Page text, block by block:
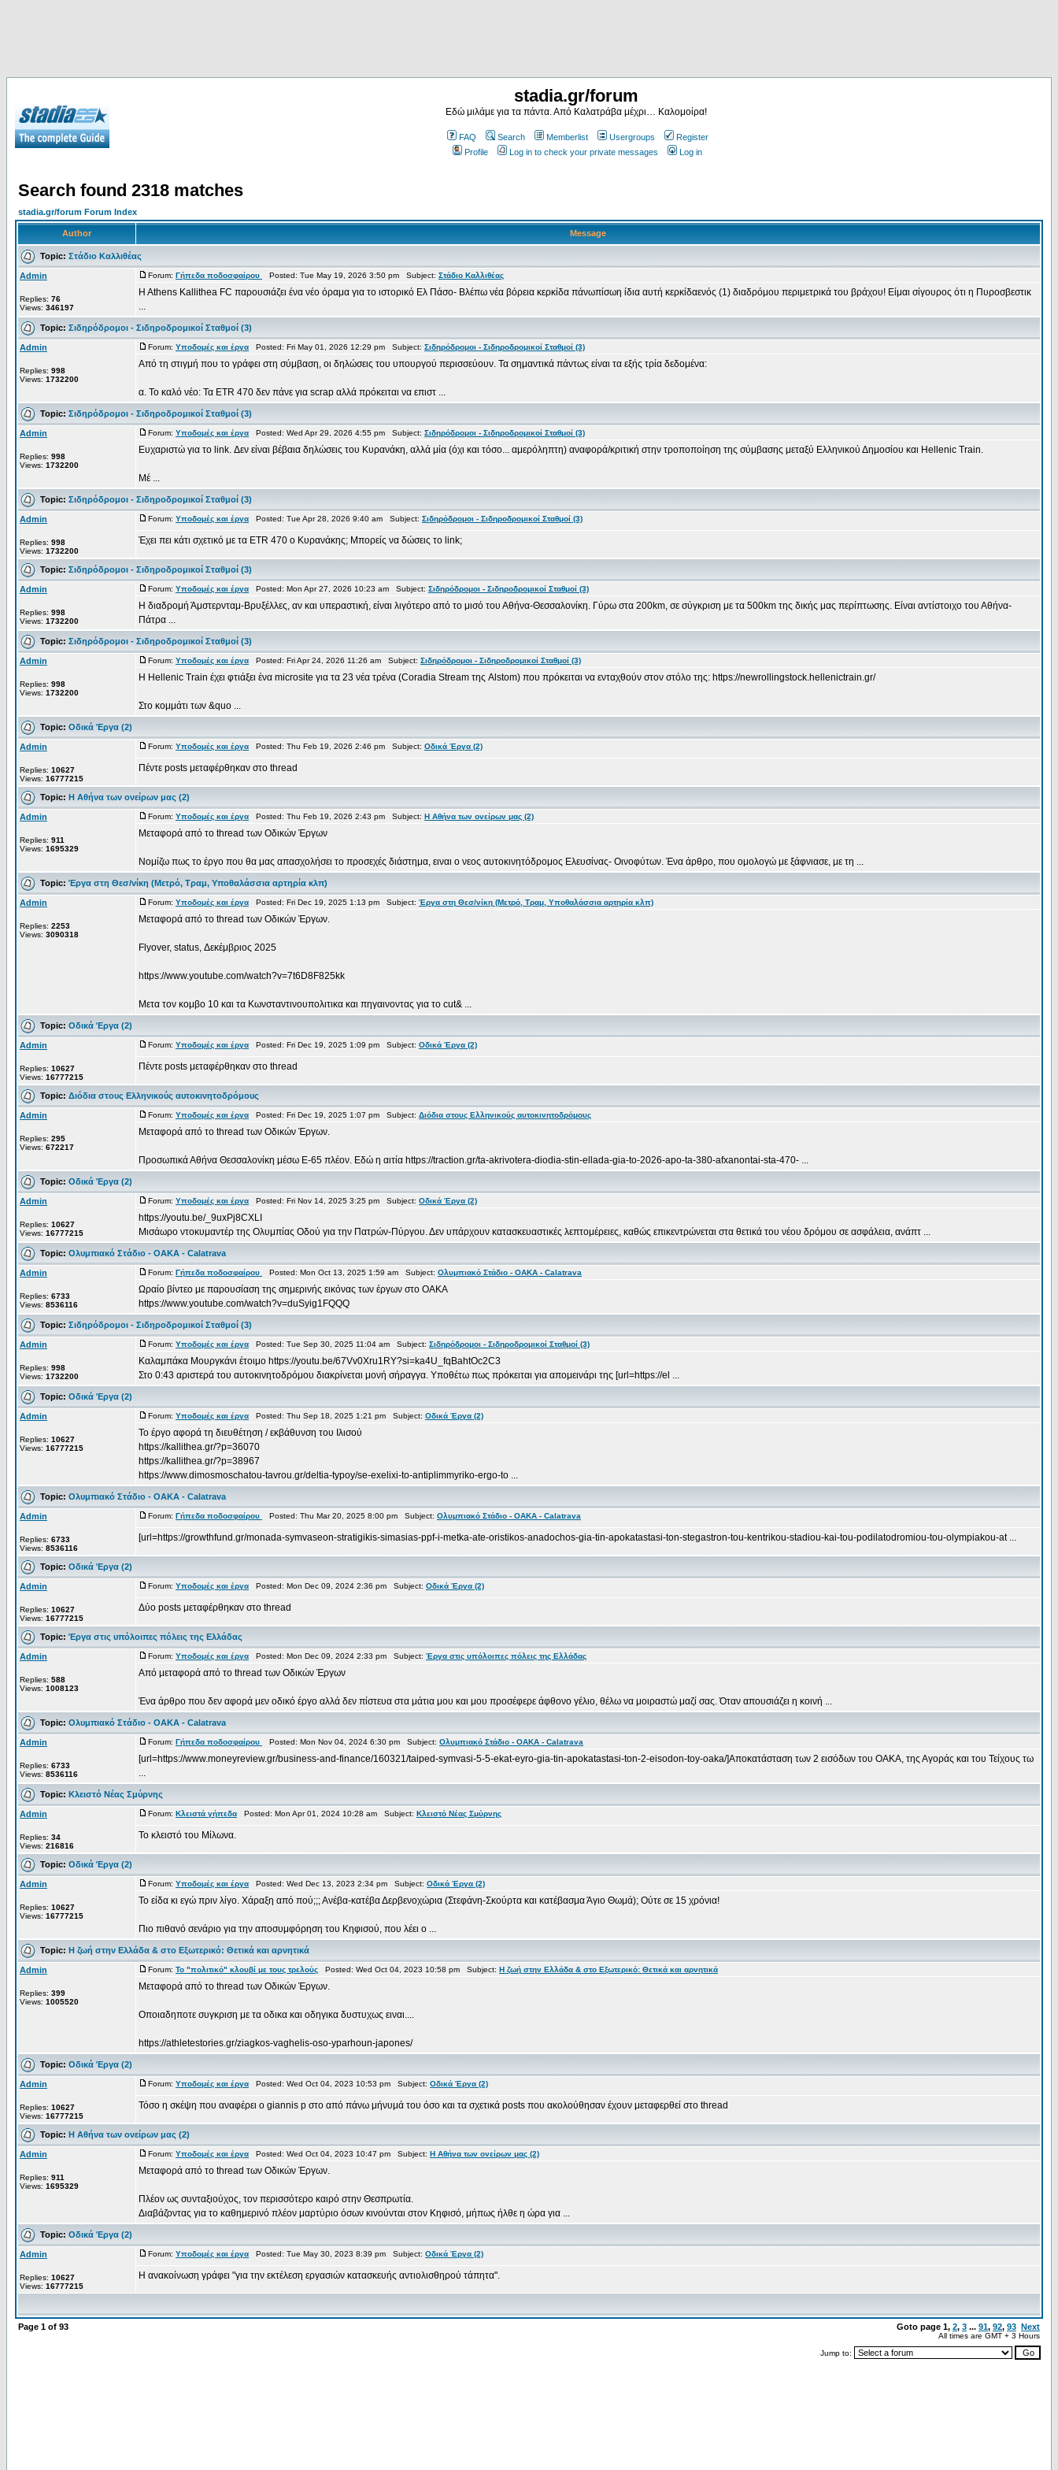
stadia.gr/forum
Εδώ μιλάμε για τα πάντα. Από Καλατράβα μέχρι… Καλομοίρα!
FAQ Search Memberlist Usergroups
Register
Profile
Log in to check your private messages Log in
Search found 2318 matches
stadia.gr/forum Forum Index
Author Message
Topic: Στάδιο Καλλιθέας
Admin
Replies: 76
Views: 346197
Forum: Γήπεδα ποδοσφαίρου Posted: Tue May 19, 2026 3:50 pm Subject: Στάδιο Καλλιθέας
H Athens Kallithea FC παρουσιάζει ένα νέο όραμα για το ιστορικό Ελ Πάσο- Βλέπω νέα βόρεια κερκίδα πάνωπίσωη ίδια αυτή κερκίδαενός (1) διαδρόμου περιμετρικά του βράχου! Είμαι σίγουρος ότι η Πυροσβεστικ
...
Topic: Σιδηρόδρομοι - Σιδηροδρομικοί Σταθμοί (3)
Admin
Replies: 998
Views: 1732200
Forum: Υποδομές και έργα Posted: Fri May 01, 2026 12:29 pm Subject: Σιδηρόδρομοι - Σιδηροδρομικοί Σταθμοί (3)
Από τη στιγμή που το γράφει στη σύμβαση, οι δηλώσεις του υπουργού περισσεύουν. Τα σημαντικά πάντως είναι τα εξής τρία δεδομένα:
α. Το καλό νέο: Τα ETR 470 δεν πάνε για scrap αλλά πρόκειται να επιστ ...
Topic: Σιδηρόδρομοι - Σιδηροδρομικοί Σταθμοί (3)
Admin
Replies: 998
Views: 1732200
Forum: Υποδομές και έργα Posted: Wed Apr 29, 2026 4:55 pm Subject: Σιδηρόδρομοι - Σιδηροδρομικοί Σταθμοί (3)
Ευχαριστώ για το link. Δεν είναι βέβαια δηλώσεις του Κυρανάκη, αλλά μία (όχι και τόσο... αμερόληπτη) αναφορά/κριτική στην τροποποίηση της σύμβασης μεταξύ Ελληνικού Δημοσίου και Hellenic Train.
Μέ ...
Topic: Σιδηρόδρομοι - Σιδηροδρομικοί Σταθμοί (3)
Admin
Replies: 998
Views: 1732200
Forum: Υποδομές και έργα Posted: Tue Apr 28, 2026 9:40 am Subject: Σιδηρόδρομοι - Σιδηροδρομικοί Σταθμοί (3)
Έχει πει κάτι σχετικό με τα ETR 470 ο Κυρανάκης; Μπορείς να δώσεις το link;
Topic: Σιδηρόδρομοι - Σιδηροδρομικοί Σταθμοί (3)
Admin
Replies: 998
Views: 1732200
Forum: Υποδομές και έργα Posted: Mon Apr 27, 2026 10:23 am Subject: Σιδηρόδρομοι - Σιδηροδρομικοί Σταθμοί (3)
Η διαδρομή Άμστερνταμ-Βρυξέλλες, αν και υπεραστική, είναι λιγότερο από το μισό του Αθήνα-Θεσσαλονίκη. Γύρω στα 200km, σε σύγκριση με τα 500km της δικής μας περίπτωσης. Είναι αντίστοιχο του Αθήνα-
Πάτρα ...
Topic: Σιδηρόδρομοι - Σιδηροδρομικοί Σταθμοί (3)
Admin
Replies: 998
Views: 1732200
Forum: Υποδομές και έργα Posted: Fri Apr 24, 2026 11:26 am Subject: Σιδηρόδρομοι - Σιδηροδρομικοί Σταθμοί (3)
Η Hellenic Train έχει φτιάξει ένα microsite για τα 23 νέα τρένα (Coradia Stream της Alstom) που πρόκειται να ενταχθούν στον στόλο της: https://newrollingstock.hellenictrain.gr/
Στο κομμάτι των &quo ...
Topic: Οδικά Έργα (2)
Admin
Replies: 10627
Views: 16777215
Forum: Υποδομές και έργα Posted: Thu Feb 19, 2026 2:46 pm Subject: Οδικά Έργα (2)
Πέντε posts μεταφέρθηκαν στο thread
Topic: Η Αθήνα των ονείρων μας (2)
Admin
Replies: 911
Views: 1695329
Forum: Υποδομές και έργα Posted: Thu Feb 19, 2026 2:43 pm Subject: Η Αθήνα των ονείρων μας (2)
Μεταφορά από το thread των Οδικών Έργων
Νομίζω πως το έργο που θα μας απασχολήσει το προσεχές διάστημα, ειναι ο νεος αυτοκινητόδρομος Ελευσίνας- Οινοφύτων. Ένα άρθρο, που ομολογώ με ξάφνιασε, με τη ...
Topic: Έργα στη Θεσ/νίκη (Μετρό, Τραμ, Υποθαλάσσια αρτηρία κλπ)
Admin
Replies: 2253
Views: 3090318
Forum: Υποδομές και έργα Posted: Fri Dec 19, 2025 1:13 pm Subject: Έργα στη Θεσ/νίκη (Μετρό, Τραμ, Υποθαλάσσια αρτηρία κλπ)
Μεταφορά από το thread των Οδικών Έργων.
Flyover, status, Δεκέμβριος 2025
https://www.youtube.com/watch?v=7t6D8F825kk
Μετα τον κομβο 10 και τα Κωνσταντινουπολιτικα και πηγαινοντας για το cut& ...
Topic: Οδικά Έργα (2)
Admin
Replies: 10627
Views: 16777215
Forum: Υποδομές και έργα Posted: Fri Dec 19, 2025 1:09 pm Subject: Οδικά Έργα (2)
Πέντε posts μεταφέρθηκαν στο thread
Topic: Διόδια στους Ελληνικούς αυτοκινητοδρόμους
Admin
Replies: 295
Views: 672217
Forum: Υποδομές και έργα Posted: Fri Dec 19, 2025 1:07 pm Subject: Διόδια στους Ελληνικούς αυτοκινητοδρόμους
Μεταφορά από το thread των Οδικών Έργων.
Προσωπικά Αθήνα Θεσσαλονίκη μέσω Ε-65 πλέον. Εδώ η αιτία https://traction.gr/ta-akrivotera-diodia-stin-ellada-gia-to-2026-apo-ta-380-afxanontai-sta-470- ...
Topic: Οδικά Έργα (2)
Admin
Replies: 10627
Views: 16777215
Forum: Υποδομές και έργα Posted: Fri Nov 14, 2025 3:25 pm Subject: Οδικά Έργα (2)
https://youtu.be/_9uxPj8CXLI
Μισάωρο ντοκυμαντέρ της Ολυμπίας Οδού για την Πατρών-Πύργου. Δεν υπάρχουν κατασκευαστικές λεπτομέρειες, καθώς επικεντρώνεται στα θετικά του νέου δρόμου σε ασφάλεια, ανάπτ ...
Topic: Ολυμπιακό Στάδιο - OAKA - Calatrava
Admin
Replies: 6733
Views: 8536116
Forum: Γήπεδα ποδοσφαίρου Posted: Mon Oct 13, 2025 1:59 am Subject: Ολυμπιακό Στάδιο - OAKA - Calatrava
Ωραίο βίντεο με παρουσίαση της σημερινής εικόνας των έργων στο ΟΑΚΑ
https://www.youtube.com/watch?v=duSyig1FQQQ
Topic: Σιδηρόδρομοι - Σιδηροδρομικοί Σταθμοί (3)
Admin
Replies: 998
Views: 1732200
Forum: Υποδομές και έργα Posted: Tue Sep 30, 2025 11:04 am Subject: Σιδηρόδρομοι - Σιδηροδρομικοί Σταθμοί (3)
Καλαμπάκα Μουργκάνι έτοιμο https://youtu.be/67Vv0Xru1RY?si=ka4U_fqBahtOc2C3
Στο 0:43 αριστερά του αυτοκινητοδρόμου διακρίνεται μονή σήραγγα. Υποθέτω πως πρόκειται για απομεινάρι της [url=https://el ...
Topic: Οδικά Έργα (2)
Admin
Replies: 10627
Views: 16777215
Forum: Υποδομές και έργα Posted: Thu Sep 18, 2025 1:21 pm Subject: Οδικά Έργα (2)
Το έργο αφορά τη διευθέτηση / εκβάθυνση του Ιλισού
https://kallithea.gr/?p=36070
https://kallithea.gr/?p=38967
https://www.dimosmoschatou-tavrou.gr/deltia-typoy/se-exelixi-to-antiplimmyriko-ergo-to ...
Topic: Ολυμπιακό Στάδιο - OAKA - Calatrava
Admin
Replies: 6733
Views: 8536116
Forum: Γήπεδα ποδοσφαίρου Posted: Thu Mar 20, 2025 8:00 pm Subject: Ολυμπιακό Στάδιο - OAKA - Calatrava
[url=https://growthfund.gr/monada-symvaseon-stratigikis-simasias-ppf-i-metka-ate-oristikos-anadochos-gia-tin-apokatastasi-ton-stegastron-tou-kentrikou-stadiou-kai-tou-podilatodromiou-tou-olympiakou-at ...
Topic: Οδικά Έργα (2)
Admin
Replies: 10627
Views: 16777215
Forum: Υποδομές και έργα Posted: Mon Dec 09, 2024 2:36 pm Subject: Οδικά Έργα (2)
Δύο posts μεταφέρθηκαν στο thread
Topic: Έργα στις υπόλοιπες πόλεις της Ελλάδας
Admin
Replies: 588
Views: 1008123
Forum: Υποδομές και έργα Posted: Mon Dec 09, 2024 2:33 pm Subject: Έργα στις υπόλοιπες πόλεις της Ελλάδας
Από μεταφορά από το thread των Οδικών Έργων
Ένα άρθρο που δεν αφορά μεν οδικό έργο αλλά δεν πίστευα στα μάτια μου και μου προσέφερε άφθονο γέλιο, θέλω να μοιραστώ μαζί σας. Όταν απουσιάζει η κοινή ...
Topic: Ολυμπιακό Στάδιο - OAKA - Calatrava
Admin
Replies: 6733
Views: 8536116
Forum: Γήπεδα ποδοσφαίρου Posted: Mon Nov 04, 2024 6:30 pm Subject: Ολυμπιακό Στάδιο - OAKA - Calatrava
[url=https://www.moneyreview.gr/business-and-finance/160321/taiped-symvasi-5-5-ekat-eyro-gia-tin-apokatastasi-ton-2-eisodon-toy-oaka/]Αποκατάσταση των 2 εισόδων του ΟΑΚΑ, της Αγοράς και του Τείχους τω
...
Topic: Κλειστό Νέας Σμύρνης
Admin
Replies: 34
Views: 216816
Forum: Κλειστά γήπεδα Posted: Mon Apr 01, 2024 10:28 am Subject: Κλειστό Νέας Σμύρνης
Το κλειστό του Μίλωνα.
Topic: Οδικά Έργα (2)
Admin
Replies: 10627
Views: 16777215
Forum: Υποδομές και έργα Posted: Wed Dec 13, 2023 2:34 pm Subject: Οδικά Έργα (2)
Το είδα κι εγώ πριν λίγο. Χάραξη από πού;;; Ανέβα-κατέβα Δερβενοχώρια (Στεφάνη-Σκούρτα και κατέβασμα Άγιο Θωμά); Ούτε σε 15 χρόνια!
Πιο πιθανό σενάριο για την αποσυμφόρηση του Κηφισού, που λέει ο ...
Topic: Η ζωή στην Ελλάδα & στο Εξωτερικό: Θετικά και αρνητικά
Admin
Replies: 399
Views: 1005520
Forum: Το "πολιτικό" κλουβί με τους τρελούς Posted: Wed Oct 04, 2023 10:58 pm Subject: Η ζωή στην Ελλάδα & στο Εξωτερικό: Θετικά και αρνητικά
Μεταφορά από το thread των Οδικών Έργων.
Οποιαδηποτε συγκριση με τα οδικα και οδηγικα δυστυχως ειναι....
https://athletestories.gr/ziagkos-vaghelis-oso-yparhoun-japones/
Topic: Οδικά Έργα (2)
Admin
Replies: 10627
Views: 16777215
Forum: Υποδομές και έργα Posted: Wed Oct 04, 2023 10:53 pm Subject: Οδικά Έργα (2)
Τόσο η σκέψη που αναφέρει ο giannis p στο από πάνω μήνυμά του όσο και τα σχετικά posts που ακολούθησαν έχουν μεταφερθεί στο thread
Topic: Η Αθήνα των ονείρων μας (2)
Admin
Replies: 911
Views: 1695329
Forum: Υποδομές και έργα Posted: Wed Oct 04, 2023 10:47 pm Subject: Η Αθήνα των ονείρων μας (2)
Μεταφορά από το thread των Οδικών Έργων.
Πλέον ως συνταξιούχος, τον περισσότερο καιρό στην Θεσπρωτία.
Διαβάζοντας για το καθημερινό πλέον μαρτύριο όσων κινούνται στον Κηφισό, μήπως ήλθε η ώρα για ...
Topic: Οδικά Έργα (2)
Admin
Replies: 10627
Views: 16777215
Forum: Υποδομές και έργα Posted: Tue May 30, 2023 8:39 pm Subject: Οδικά Έργα (2)
Η ανακοίνωση γράφει "για την εκτέλεση εργασιών κατασκευής αντιολισθηρού τάπητα".
Page 1 of 93 Goto page 1, 2, 3 ... 91, 92, 93 Next
All times are GMT + 3 Hours
Jump to: